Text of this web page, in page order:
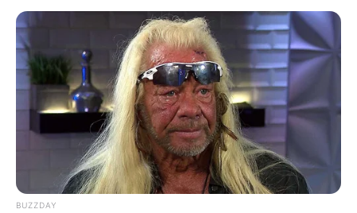
BESO
[Video] Jhonny Rivera
presumió a su novia y se
la 'chupeteó' en pleno
concierto:despertó envidia
NOVIAZGOS DE FAMOSOS
BUZZDAY